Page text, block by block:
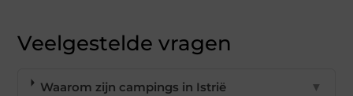
Veelgestelde vragen
Waarom zijn campings in Istrië
▼